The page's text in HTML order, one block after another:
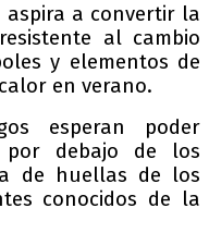
aspira a convertir la
al cambio
y elementos de
en verano.
esperan poder
por debajo de los
de huellas de los
conocidos de la